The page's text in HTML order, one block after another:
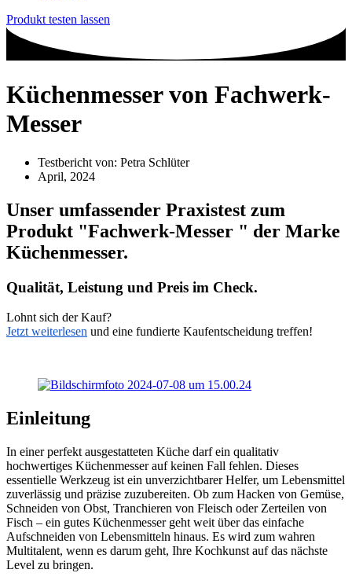
Produkt testen lassen
Küchenmesser von Fachwerk-
Messer
Testbericht von: Petra Schlüter
April, 2024
Unser umfassender Praxistest zum
Produkt "Fachwerk-Messer " der Marke
Küchenmesser.
Qualität, Leistung und Preis im Check.
Lohnt sich der Kauf?
Jetzt weiterlesen und eine fundierte Kaufentscheidung treffen!
Einleitung
In einer perfekt ausgestatteten Küche darf ein qualitativ
hochwertiges Küchenmesser auf keinen Fall fehlen. Dieses
essentielle Werkzeug ist ein unverzichtbarer Helfer, um Lebensmittel
zuverlässig und präzise zuzubereiten. Ob zum Hacken von Gemüse,
Schneiden von Obst, Tranchieren von Fleisch oder Zerteilen von
Fisch – ein gutes Küchenmesser geht weit über das einfache
Aufschneiden von Lebensmitteln hinaus. Es wird zum wahren
Multitalent, wenn es darum geht, Ihre Kochkunst auf das nächste
Level zu bringen.